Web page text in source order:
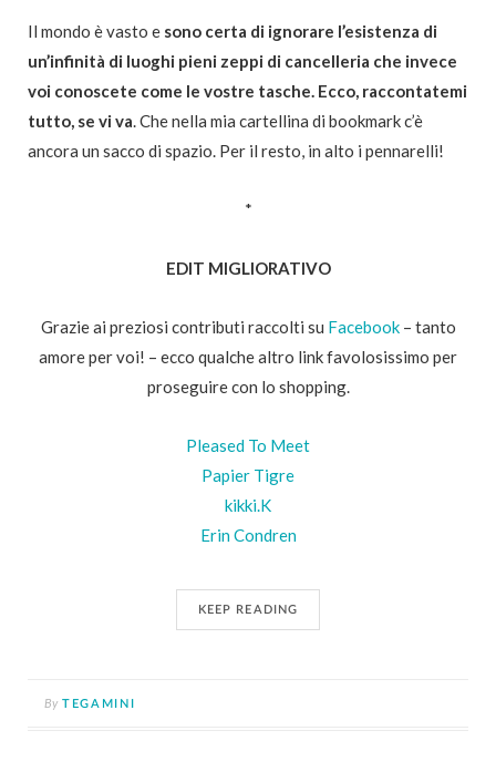
Il mondo è vasto e sono certa di ignorare l’esistenza di
un’infinità di luoghi pieni zeppi di cancelleria che invece
voi conoscete come le vostre tasche. Ecco, raccontatemi
tutto, se vi va. Che nella mia cartellina di bookmark c’è
ancora un sacco di spazio. Per il resto, in alto i pennarelli!
*
EDIT MIGLIORATIVO
Grazie ai preziosi contributi raccolti su Facebook– tanto
amore per voi! – ecco qualche altro link favolosissimo per
proseguire con lo shopping.
Pleased To Meet
Papier Tigre
kikki.K
Erin Condren
KEEP READING
By TEGAMINI